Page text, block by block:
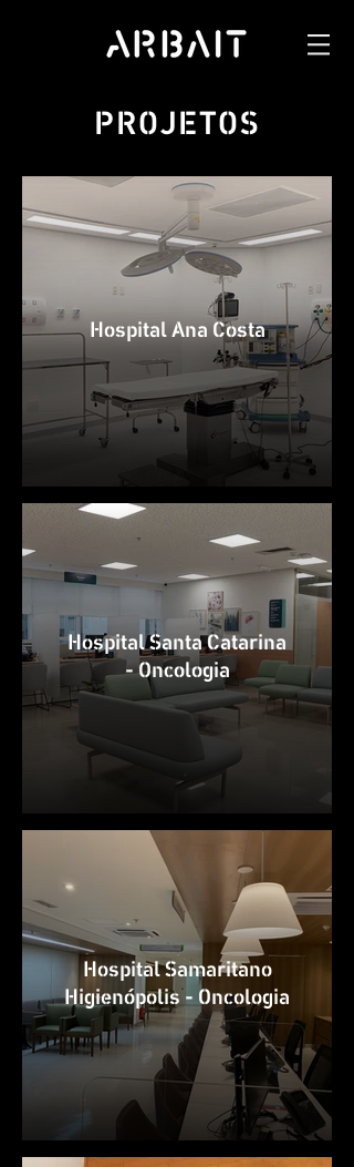
PROJETOS
Hospital Ana Costa
Hospital Santa Catarina
- Oncologia
Hospital Samaritano
Higienópolis - Oncologia